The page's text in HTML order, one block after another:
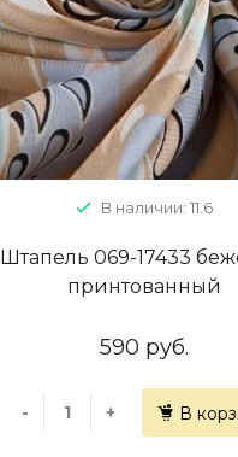
В наличии: 11.6
Штапель 069-17433
принтованный
590 руб.
- + В